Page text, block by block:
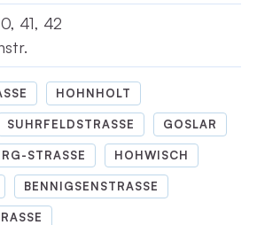
41, 42
HOHNHOLT
SUHRFELDSTRASSE GOSLAR
STRASSE HOHWISCH
BENNIGSENSTRASSE